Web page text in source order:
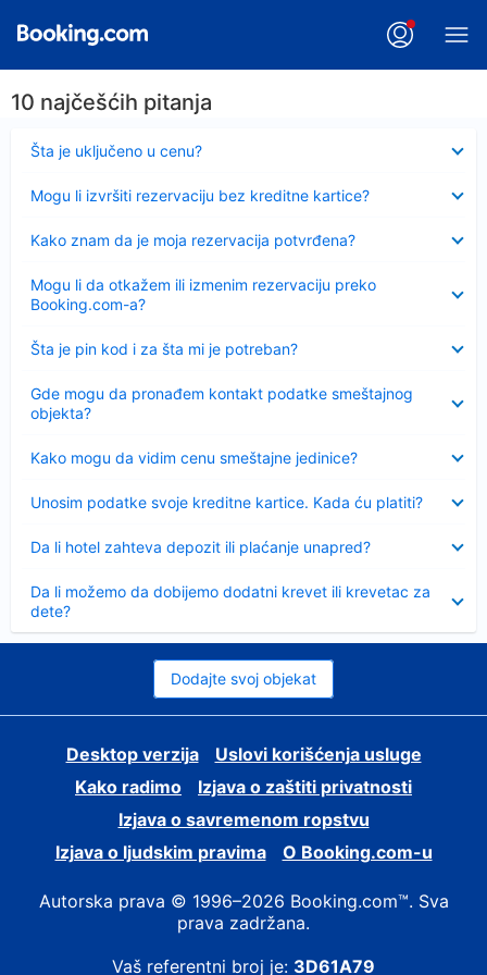
10 najčešćih pitanja
Šta je uključeno u cenu?
Sažeto
Mogu li izvršiti rezervaciju bez kreditne kartice?
Kako znam da je moja rezervacija potvrđena?
Mogu li da otkažem ili izmenim rezervaciju preko
Booking.com-a?
Šta je pin kod i za šta mi je potreban?
Sažeto
Gde mogu da pronađem kontakt podatke smeštajnog
objekta?
Kako mogu da vidim cenu smeštajne jedinice?
Unosim podatke svoje kreditne kartice. Kada ću platiti?
Da li hotel zahteva depozit ili plaćanje unapred?
Da li možemo da dobijemo dodatni krevet ili krevetac za
dete?
Dodajte svoj objekat
Desktop verzija
Uslovi korišćenja usluge
Kako radimo
Izjava o zaštiti privatnosti
Izjava o savremenom ropstvu
Izjava o ljudskim pravima
О Booking.com-u
Autorska prava © 1996–2026 Booking.com™. Sva
prava zadržana.
Vaš referentni broj je: 3D61A79